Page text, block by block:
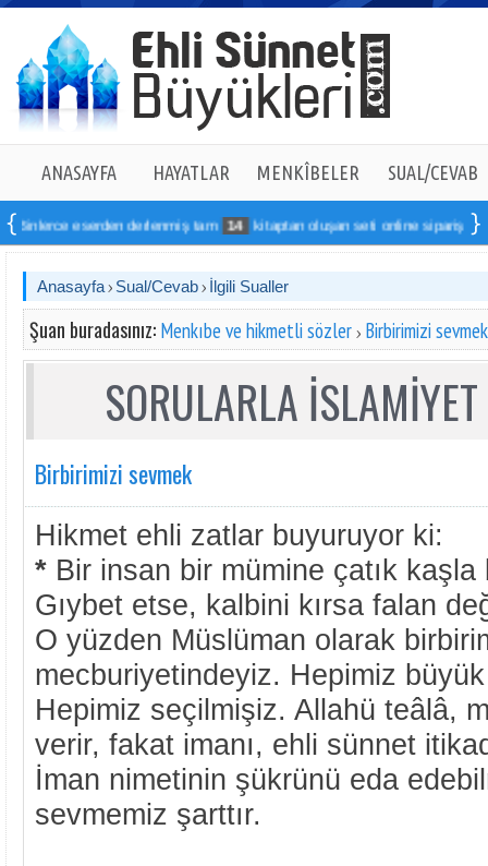
ANASAYFA HAYATLAR MENKÎBELER SUAL/CEVAB
eserden derlenmiş tam 14 kitaptan oluşan seti online sipariş
Anasayfa Sual/Cevab İlgili Sualler
Şuan buradasınız: Menkıbe ve hikmetli sözler Birbirimizi sevmek
SORULARLA
Birbirimizi sevmek
Hikmet ehli zatlar buyuruyor ki:
* Bir insan bir mümine çatık
Gıybet etse, kalbini kırsa falan
O yüzden Müslüman olarak
mecburiyetindeyiz. Hepimiz
Hepimiz seçilmişiz. Allahü teâlâ,
verir, fakat imanı, ehli sünnet
İman nimetinin şükrünü eda
sevmemiz şarttır.